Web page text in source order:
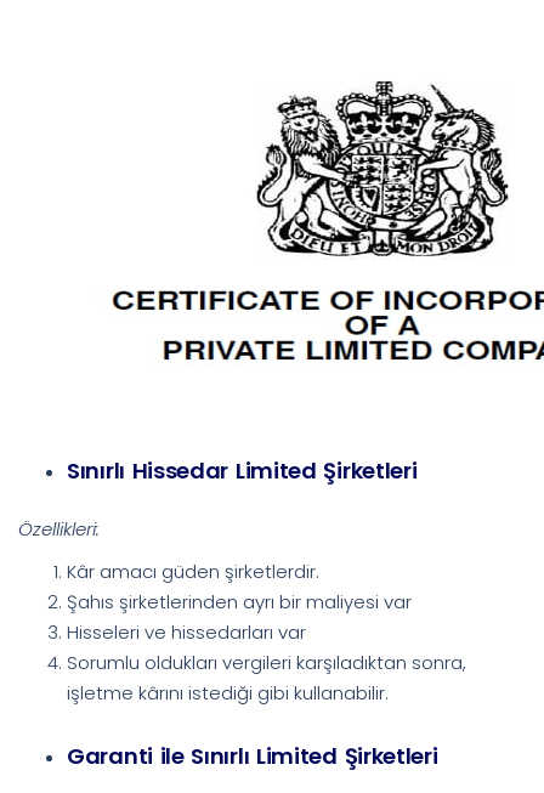
Sınırlı Hissedar Limited Şirketleri
Özellikleri:
Kâr amacı güden şirketlerdir.
Şahıs şirketlerinden ayrı bir maliyesi var
Hisseleri ve hissedarları var
Sorumlu oldukları vergileri karşıladıktan sonra,
işletme kârını istediği gibi kullanabilir.
Garanti ile Sınırlı Limited Şirketleri